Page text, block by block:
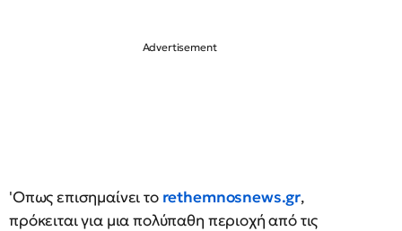
'Οπως επισημαίνει το rethemnosnews.gr,
πρόκειται για μια πολύπαθη περιοχή από τις